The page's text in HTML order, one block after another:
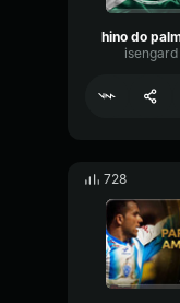
isengard
728